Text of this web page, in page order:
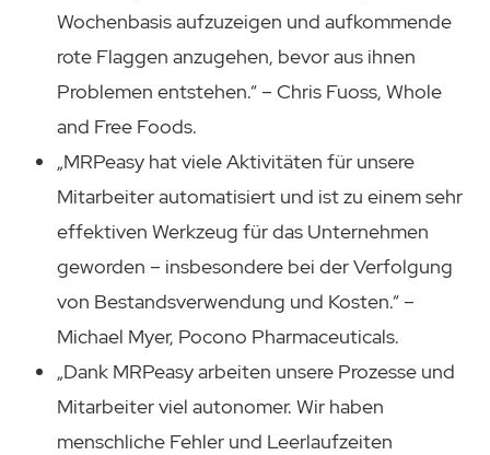
Wochenbasis aufzuzeigen und aufkommende
rote Flaggen anzugehen, bevor aus ihnen
Problemen entstehen.“ – Chris Fuoss, Whole
and Free Foods.
„MRPeasy hat viele Aktivitäten für unsere
Mitarbeiter automatisiert und ist zu einem sehr
effektiven Werkzeug für das Unternehmen
geworden – insbesondere bei der Verfolgung
von Bestandsverwendung und Kosten.“ –
Michael Myer, Pocono Pharmaceuticals.
„Dank MRPeasy arbeiten unsere Prozesse und
Mitarbeiter viel autonomer. Wir haben
menschliche Fehler und Leerlaufzeiten